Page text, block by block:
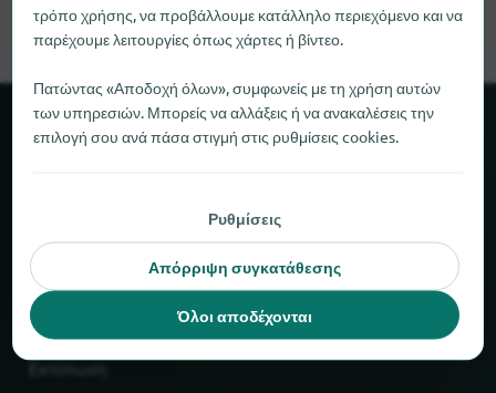
Σχετικά με το locabee
Συνεργάτες
Νομικό
τρόπο χρήσης, να προβάλλουμε κατάλληλο περιεχόμενο και να
παρέχουμε λειτουργίες όπως χάρτες ή βίντεο.
Πατώντας «Αποδοχή όλων», συμφωνείς με τη χρήση αυτών
των υπηρεσιών. Μπορείς να αλλάξεις ή να ανακαλέσεις την
επιλογή σου ανά πάσα στιγμή στις ρυθμίσεις cookies.
Ρυθμίσεις
Απόρριψη συγκατάθεσης
Όλοι αποδέχονται